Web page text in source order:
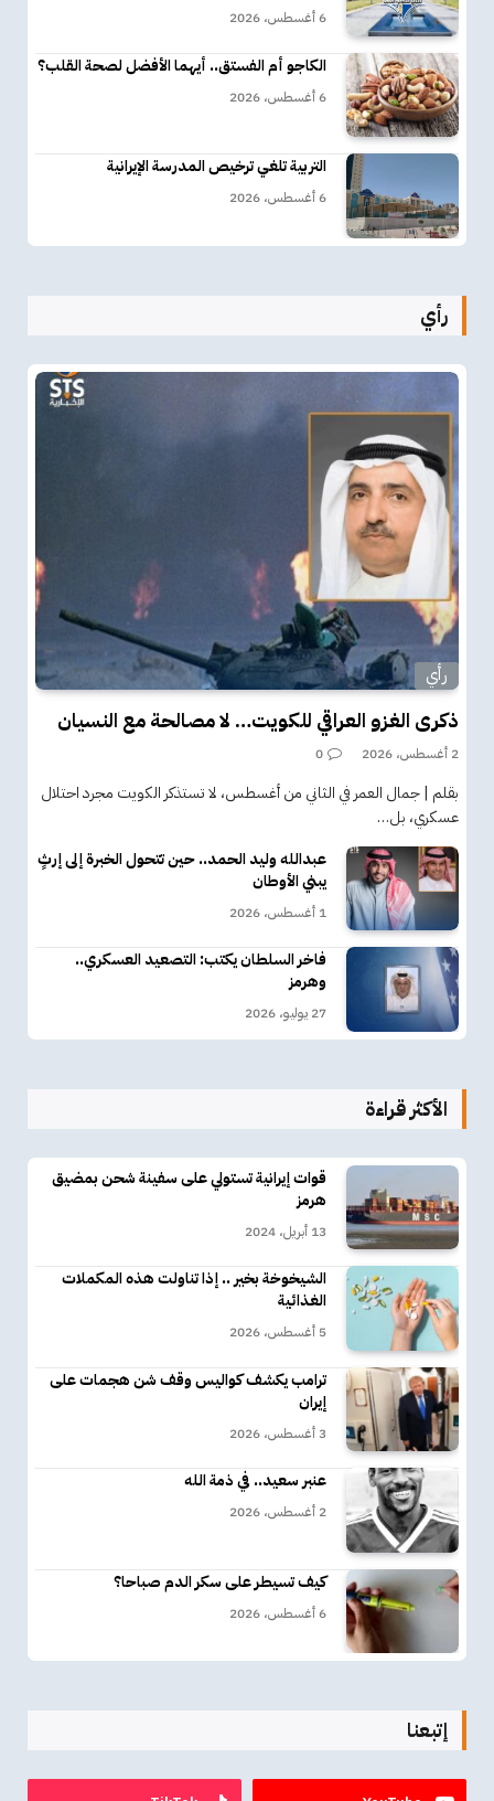
6 أغسطس، 2026
الكاجو أم الفستق.. أيهما الأفضل لصحة القلب؟
6 أغسطس، 2026
التربية تلغي ترخيص المدرسة الإيرانية
6 أغسطس، 2026
رأي
رأي
ذكرى الغزو العراقي للكويت… لا مصالحة مع النسيان
2 أغسطس، 2026 0
بقلم | جمال العمر في الثاني من أغسطس، لا تستذكر الكويت مجرد احتلال
عسكري، بل…
عبدالله وليد الحمد.. حين تتحول الخبرة إلى إرثٍ
يبني الأوطان
1 أغسطس، 2026
فاخر السلطان يكتب: التصعيد العسكري..
وهرمز
27 يوليو، 2026
الأكثر قراءة
قوات إيرانية تستولي على سفينة شحن بمضيق
هرمز
13 أبريل، 2024
الشيخوخة بخير .. إذا تناولت هذه المكملات
الغذائية
5 أغسطس، 2026
ترامب يكشف كواليس وقف شن هجمات على
إيران
3 أغسطس، 2026
عنبر سعيد.. في ذمة الله
2 أغسطس، 2026
كيف تسيطر على سكر الدم صباحا؟
6 أغسطس، 2026
إتبعنا